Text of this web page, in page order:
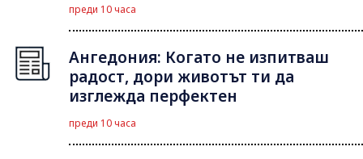
преди 10 часа
Ангедония: Когато не изпитваш
радост, дори животът ти да
изглежда перфектен
преди 10 часа